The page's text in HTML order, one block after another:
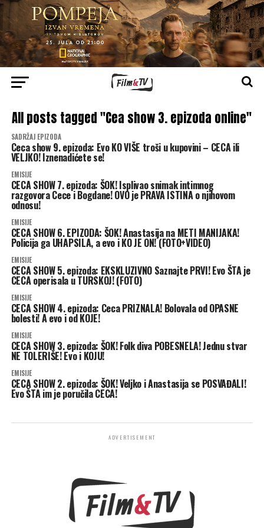
All posts tagged "Cea show 3. epizoda online"
SADRŽAJ EPIZODA
Ceca show 9. epizoda: Evo KO VIŠE troši u kupovini – CECA ili
VELJKO! Iznenadićete se!
EMISIJE
CECA SHOW 7. epizoda: ŠOK! Isplivao snimak intimnog
razgovora Cece i Bogdane! OVO je PRAVA ISTINA o njihovom
odnosu!
EMISIJE
CECA SHOW 6. EPIZODA: ŠOK! Anastasija na METI MANIJAKA!
Policija ga UHAPSILA, a evo i KO JE ON! (FOTO+VIDEO)
EMISIJE
CECA SHOW 5. epizoda: EKSKLUZIVNO Saznajte PRVI! Evo ŠTA je
CECA operisala u TURSKOJ! (FOTO)
EMISIJE
CECA SHOW 4. epizoda: Ceca PRIZNALA! Bolovala od OPASNE
bolesti! A evo i od KOJE!
EMISIJE
CECA SHOW 3. epizoda: ŠOK! Folk diva POBESNELA! Jednu stvar
NE TOLERIŠE! Evo i KOJU!
EMISIJE
CECA SHOW 2. epizoda: ŠOK! Veljko i Anastasija se POSVAĐALI!
Evo ŠTA im je poručila CECA!
ADVERTISEMENT